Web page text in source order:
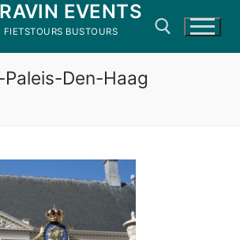
EVENTS
BUSTOURS
Den-Haag